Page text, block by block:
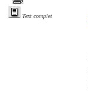
Text complet